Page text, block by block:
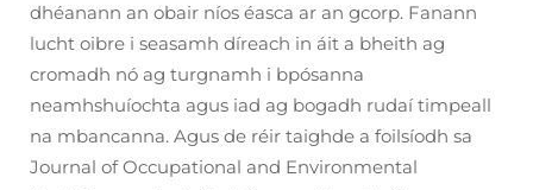
dhéanann an obair níos éasca ar an gcorp. Fanann
lucht oibre i seasamh díreach in áit a bheith ag
cromadh nó ag turgnamh i bpósanna
neamhshuíochta agus iad ag bogadh rudaí timpeall
na mbancanna. Agus de réir taighde a foilsíodh sa
Journal of Occupational and Environmental